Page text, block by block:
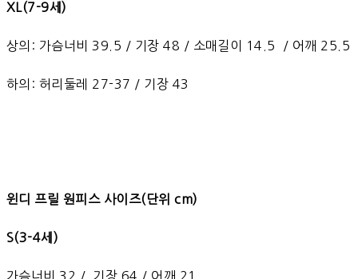
XL(7-9세)
상의: 가슴너비 39.5 / 기장 48 / 소매길이 14.5 / 어깨 25.5
하의: 허리둘레 27-37 / 기장 43
윈디 프릴 원피스 사이즈(단위 cm)
S(3-4세)
가슴너비 32 / 기장 64 / 어깨 21